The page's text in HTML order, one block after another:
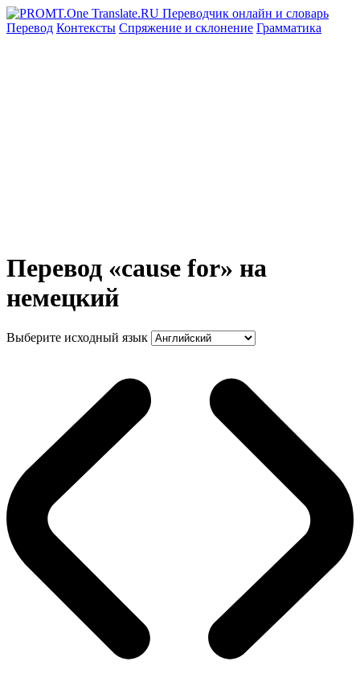
Перевод Контексты Спряжение и склонение Грамматика
Перевод «cause for» на
немецкий
Выберите исходный язык